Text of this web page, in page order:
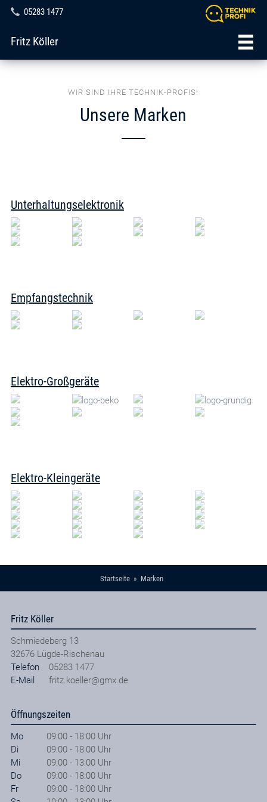
05283 1477
Fritz Köller
WIR SIND IHRE TECHNIK-PROFIS!
Unsere Marken
Unterhaltungselektronik
Empfangstechnik
Elektro-Großgeräte
Elektro-Kleingeräte
Startseite Marken
Fritz Köller
Schmiedeberg 13
32676 Lügde-Rischenau
Telefon
05283 1477
E-Mail
fritz.koeller@gmx.de
Öffnungszeiten
Mo
09:00 - 18:00 Uhr
Di
09:00 - 18:00 Uhr
Mi
09:00 - 13:00 Uhr
Do
09:00 - 18:00 Uhr
Fr
09:00 - 18:00 Uhr